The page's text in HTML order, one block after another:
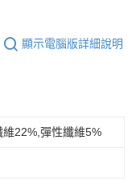
顯示電腦版詳細說明
22%,彈性纖維5%